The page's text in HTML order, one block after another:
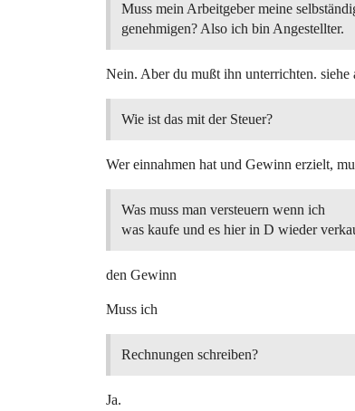
Muss mein Arbeitgeber meine
genehmigen? Also ich bin Angestellter.
Nein. Aber du mußt ihn unterrichten. siehe
Wie ist das mit der Steuer?
Wer einnahmen hat und Gewinn erzielt,
Was muss man versteuern wenn ich
was kaufe und es hier in D wieder
den Gewinn
Muss ich
Rechnungen schreiben?
Ja.